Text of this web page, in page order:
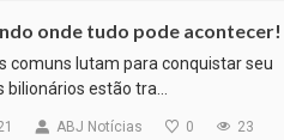
onde tudo pode acontecer!
comuns lutam para conquistar seu
bilionários estão tra…
ABJ Notícias 0 23